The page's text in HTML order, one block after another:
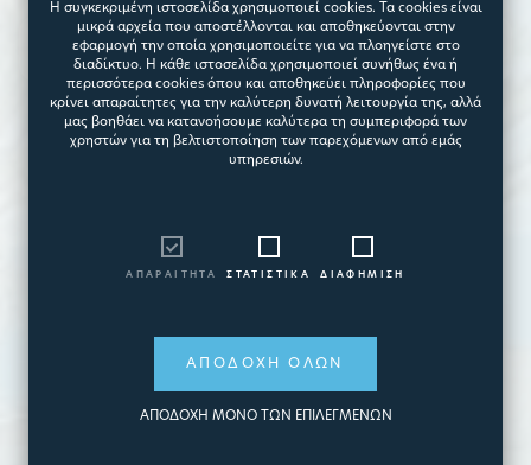
στον απολαυστικό υδάτινο
κόσμο της Ideales
την καθημερινότητα σας
απολαυστική
Η συγκεκριμένη ιστοσελίδα χρησιμοποιεί cookies. Τα cookies είναι
μικρά αρχεία που αποστέλλονται και αποθηκεύονται στην
εφαρμογή την οποία χρησιμοποιείτε για να πλοηγείστε στο
διαδίκτυο. Η κάθε ιστοσελίδα χρησιμοποιεί συνήθως ένα ή
περισσότερα cookies όπου και αποθηκεύει πληροφορίες που
κρίνει απαραίτητες για την καλύτερη δυνατή λειτουργία της, αλλά
μας βοηθάει να κατανοήσουμε καλύτερα τη συμπεριφορά των
χρηστών για τη βελτιστοποίηση των παρεχόμενων από εμάς
υπηρεσιών.
ΑΠΑΡΑΙΤΗΤΑ ΣΤΑΤΙΣΤΙΚΑ ΔΙΑΦΗΜΙΣΗ
ΑΠΟΔΟΧΗ ΟΛΩΝ
ΑΠΟΔΟΧΗ ΜΟΝΟ ΤΩΝ ΕΠΙΛΕΓΜΕΝΩΝ